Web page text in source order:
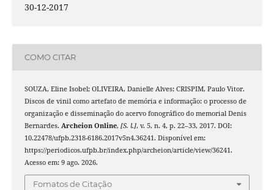
30-12-2017
COMO CITAR
SOUZA, Eline Isobel; OLIVEIRA, Danielle Alves; CRISPIM, Paulo Vitor.
Discos de vinil como artefato de memória e informação: o processo de
organização e disseminação do acervo fonográfico do memorial Denis
Bernardes. Archeion Online, [S. l.], v. 5, n. 4, p. 22–33, 2017. DOI:
10.22478/ufpb.2318-6186.2017v5n4.36241. Disponível em:
https://periodicos.ufpb.br/index.php/archeion/article/view/36241.
Acesso em: 9 ago. 2026.
Fomatos de Citação